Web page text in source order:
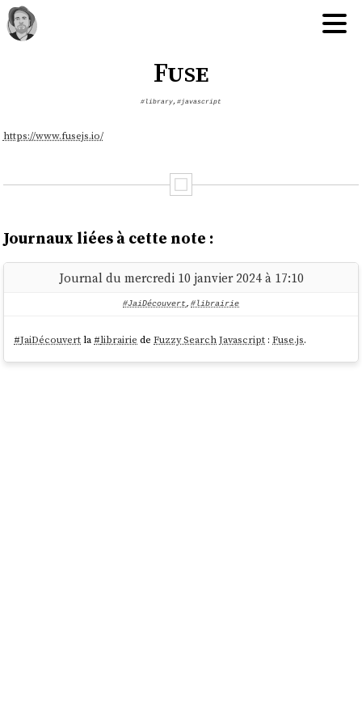
Fuse
#library, #javascript
https://www.fusejs.io/
Journaux liées à cette note :
Journal du mercredi 10 janvier 2024 à 17:10
#JaiDécouvert, #librairie
#JaiDécouvertla #librairie deFuzzy Search Javascript :Fuse.js.